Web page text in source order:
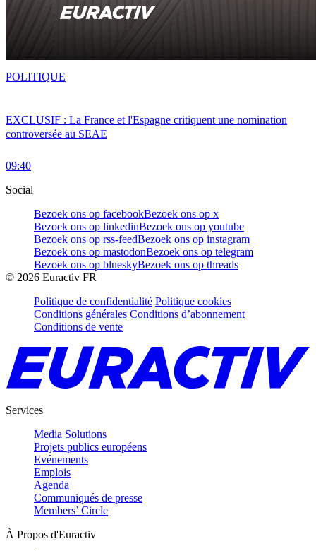
EXCLUSIF : La France et l'Espagne critiquent une nomination
controversée au SEAE
09:40
POLITIQUE
Social
Bezoek ons op facebookBezoek ons op x
Bezoek ons op linkedinBezoek ons op youtube
Bezoek ons op rss-feedBezoek ons op instagram
Bezoek ons op mastodonBezoek ons op telegram
Bezoek ons op blueskyBezoek ons op threads
© 2026 Euractiv FR
Politique de confidentialité Politique cookies
Conditions générales Conditions d’abonnement
Conditions de vente
Services
Media Solutions
Projets publics européens
Evénements
Emplois
Agenda
Communiqués de presse
Members’ Circle
À Propos d'Euractiv